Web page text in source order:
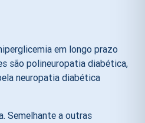
em longo prazo
são polineuropatia diabética,
neuropatia diabética
Semelhante a outras